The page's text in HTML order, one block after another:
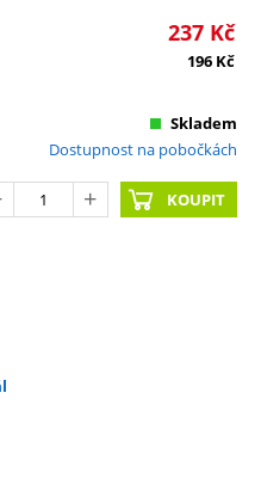
237 Kč
196 Kč
Skladem
Dostupnost na pobočkách
KOUPIT